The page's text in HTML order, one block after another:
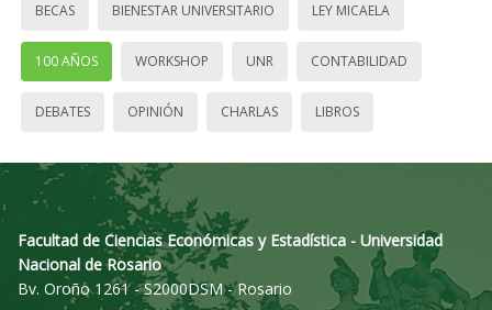
BECAS BIENESTAR UNIVERSITARIO LEY MICAELA
100 AÑOS WORKSHOP UNR CONTABILIDAD
DEBATES OPINIÓN CHARLAS LIBROS
Facultad de Ciencias Económicas y Estadística - Universidad
Nacional de Rosario
Bv. Oroño 1261 - S2000DSM - Rosario